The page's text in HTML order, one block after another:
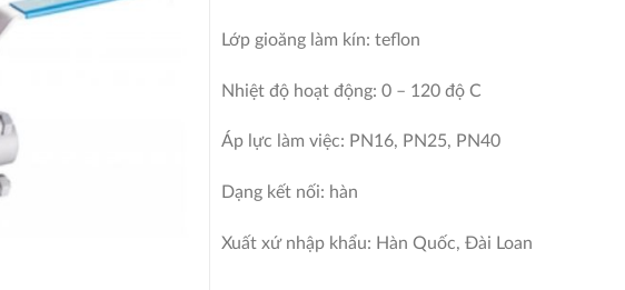
Lớp gioăng làm kín: teflon
Nhiệt độ hoạt động: 0 – 120 độ C
Áp lực làm việc: PN16, PN25, PN40
Dạng kết nối: hàn
Xuất xứ nhập khẩu: Hàn Quốc, Đài Loan